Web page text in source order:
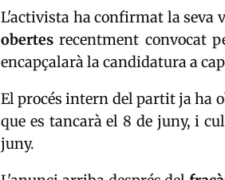
L'activista ha confirmat la seva
obertes recentment convocat
encapçalarà la candidatura a
El procés intern del partit ja ha
que es tancarà el 8 de juny, i
juny.